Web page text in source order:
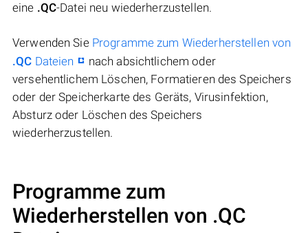
eine .QC-Datei neu wiederherzustellen.
Verwenden Sie Programme zum Wiederherstellen von
.QC Dateien
nach absichtlichem oder
versehentlichem Löschen, Formatieren des Speichers
oder der Speicherkarte des Geräts, Virusinfektion,
Absturz oder Löschen des Speichers
wiederherzustellen.
Programme zum
Wiederherstellen von .QC